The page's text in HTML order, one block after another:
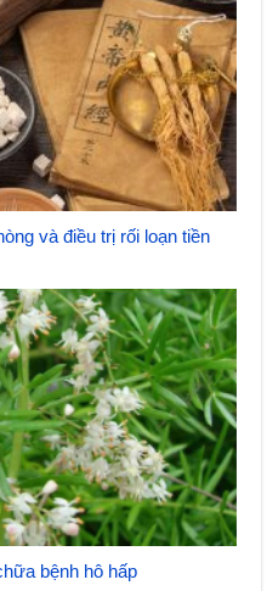
và điều trị rối loạn tiền
bệnh hô hấp